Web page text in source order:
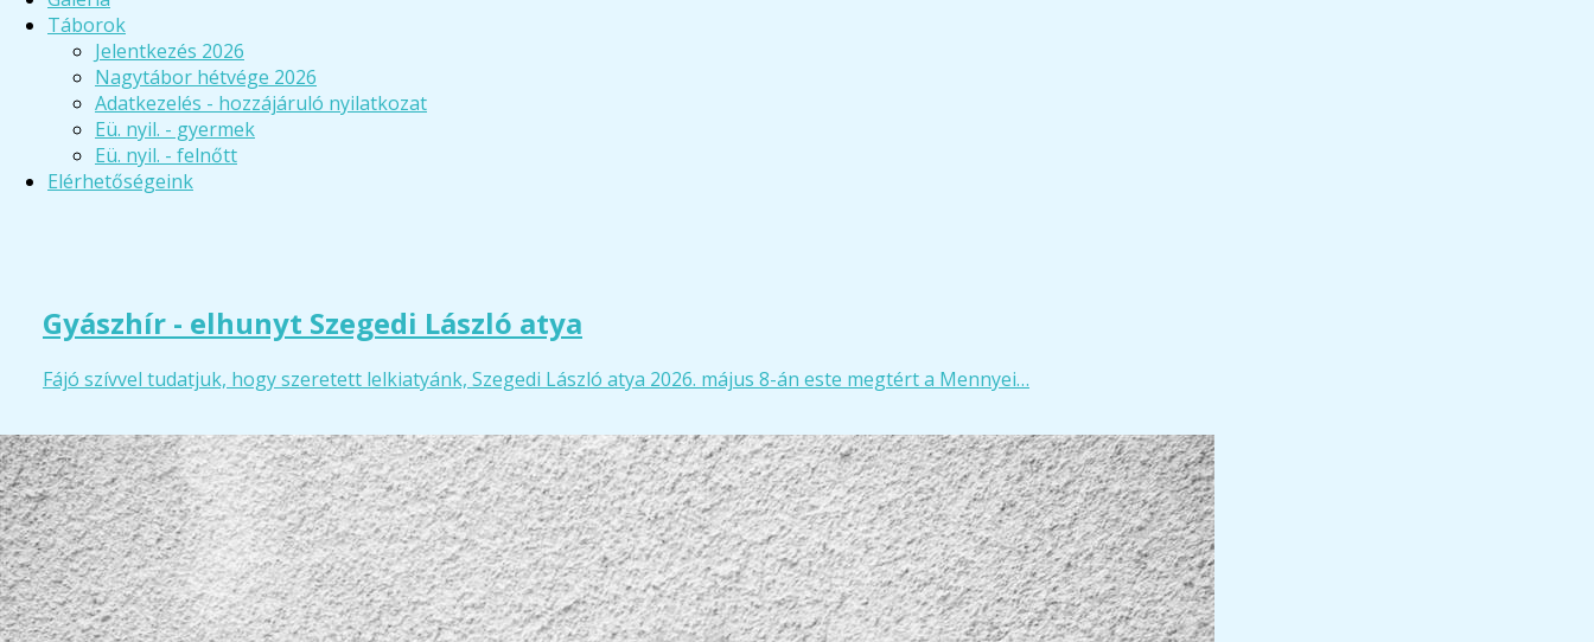
Táborok
Jelentkezés 2026
Nagytábor hétvége 2026
Adatkezelés - hozzájáruló nyilatkozat
Eü. nyil. - gyermek
Eü. nyil. - felnőtt
Elérhetőségeink
Gyászhír - elhunyt Szegedi László atya
Fájó szívvel tudatjuk, hogy szeretett lelkiatyánk, Szegedi László atya 2026. május 8-án este megtért a Mennyei…